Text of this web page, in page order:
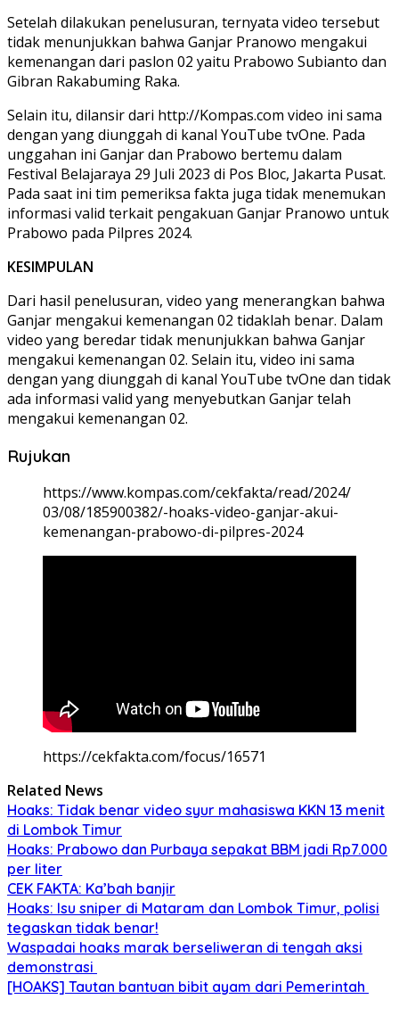
Setelah dilakukan penelusuran, ternyata video tersebut
tidak menunjukkan bahwa Ganjar Pranowo mengakui
kemenangan dari paslon 02 yaitu Prabowo Subianto dan
Gibran Rakabuming Raka.
Selain itu, dilansir dari http://Kompas.com video ini sama
dengan yang diunggah di kanal YouTube tvOne. Pada
unggahan ini Ganjar dan Prabowo bertemu dalam
Festival Belajaraya 29 Juli 2023 di Pos Bloc, Jakarta Pusat.
Pada saat ini tim pemeriksa fakta juga tidak menemukan
informasi valid terkait pengakuan Ganjar Pranowo untuk
Prabowo pada Pilpres 2024.
KESIMPULAN
Dari hasil penelusuran, video yang menerangkan bahwa
Ganjar mengakui kemenangan 02 tidaklah benar. Dalam
video yang beredar tidak menunjukkan bahwa Ganjar
mengakui kemenangan 02. Selain itu, video ini sama
dengan yang diunggah di kanal YouTube tvOne dan tidak
ada informasi valid yang menyebutkan Ganjar telah
mengakui kemenangan 02.
Rujukan
https://www.kompas.com/cekfakta/read/2024/
03/08/185900382/-hoaks-video-ganjar-akui-
kemenangan-prabowo-di-pilpres-2024
https://cekfakta.com/focus/16571
Related News
Hoaks: Tidak benar video syur mahasiswa KKN 13 menit
di Lombok Timur
Hoaks: Prabowo dan Purbaya sepakat BBM jadi Rp7.000
per liter
CEK FAKTA: Ka’bah banjir
Hoaks: Isu sniper di Mataram dan Lombok Timur, polisi
tegaskan tidak benar!
Waspadai hoaks marak berseliweran di tengah aksi
demonstrasi
[HOAKS] Tautan bantuan bibit ayam dari Pemerintah